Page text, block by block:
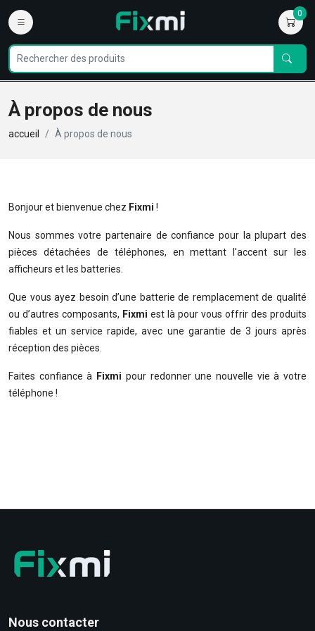
0
À propos de nous
accueil À propos de nous
Bonjour et bienvenue chez Fixmi !
Nous sommes votre partenaire de confiance pour la plupart des
pièces détachées de téléphones, en mettant l'accent sur les
afficheurs et les batteries.
Que vous ayez besoin d’une batterie de remplacement de qualité
ou d’autres composants, Fixmi est là pour vous offrir des produits
fiables et un service rapide, avec une garantie de 3 jours après
réception des pièces.
Faites confiance à Fixmi pour redonner une nouvelle vie à votre
téléphone !
Nous contacter